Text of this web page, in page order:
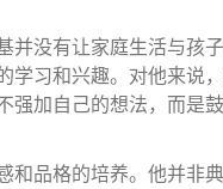
并没有让家庭生活与孩
习和兴趣。对他来说
强加自己的想法，而是
和品格的培养。他并非